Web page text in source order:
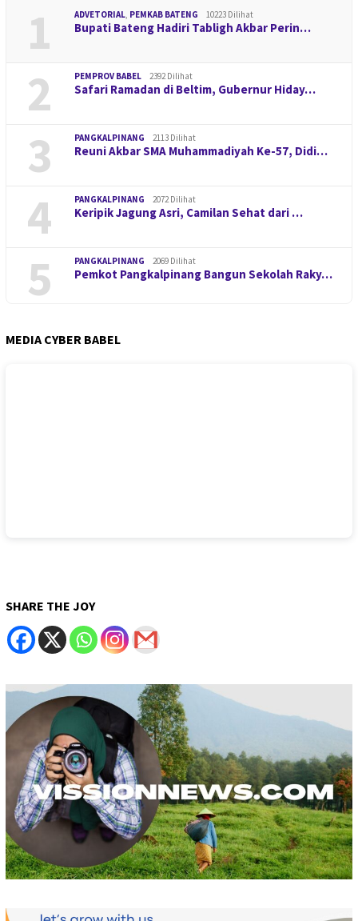
1 ADVETORIAL, PEMKAB BATENG 10223 Dilihat
Bupati Bateng Hadiri Tabligh Akbar Perin…
2 PEMPROV BABEL 2392 Dilihat
Safari Ramadan di Beltim, Gubernur Hiday…
3 PANGKALPINANG 2113 Dilihat
Reuni Akbar SMA Muhammadiyah Ke-57, Didi…
4 PANGKALPINANG 2072 Dilihat
Keripik Jagung Asri, Camilan Sehat dari …
5 PANGKALPINANG 2069 Dilihat
Pemkot Pangkalpinang Bangun Sekolah Raky…
MEDIA CYBER BABEL
SHARE THE JOY